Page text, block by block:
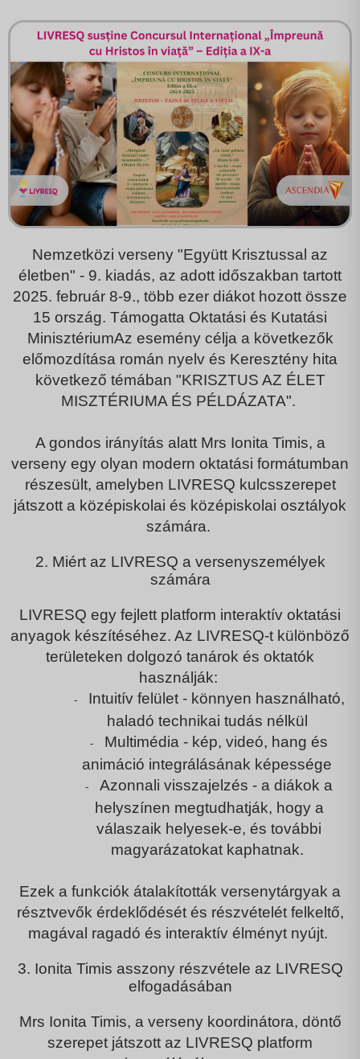
Nemzetközi verseny "Együtt Krisztussal az
életben" - 9. kiadás, az adott időszakban tartott
2025. február 8-9., több ezer diákot hozott össze
15 ország. Támogatta Oktatási és Kutatási
MinisztériumAz esemény célja a következők
előmozdítása román nyelv és Keresztény hita
következő témában "KRISZTUS AZ ÉLET
MISZTÉRIUMA ÉS PÉLDÁZATA".
A gondos irányítás alatt Mrs Ionita Timis, a
verseny egy olyan modern oktatási formátumban
részesült, amelyben LIVRESQ kulcsszerepet
játszott a középiskolai és középiskolai osztályok
számára.
2. Miért az LIVRESQ a versenyszemélyek
számára
LIVRESQ egy fejlett platform interaktív oktatási
anyagok készítéséhez. Az LIVRESQ-t különböző
területeken dolgozó tanárok és oktatók
használják:
- Intuitív felület- könnyen használható,
haladó technikai tudás nélkül
- Multimédia - kép, videó, hang és
animáció integrálásának képessége
- Azonnali visszajelzés - a diákok a
helyszínen megtudhatják, hogy a
válaszaik helyesek-e, és további
magyarázatokat kaphatnak.
Ezek a funkciók átalakították versenytárgyak a
résztvevők érdeklődését és részvételét felkeltő,
magával ragadó és interaktív élményt nyújt.
3. Ionita Timis asszony részvétele az LIVRESQ
elfogadásában
Mrs Ionita Timis, a verseny koordinátora, döntő
szerepet játszott az LIVRESQ platform